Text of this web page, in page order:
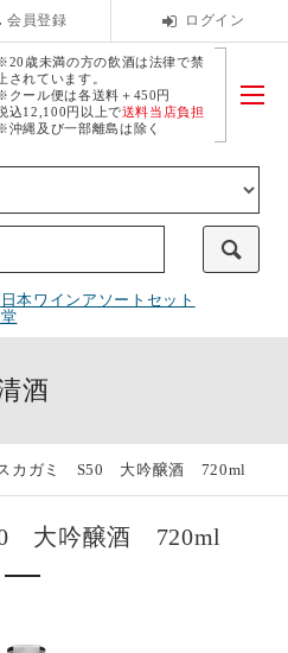
会員登録 ログイン
歳未満の方の飲酒は法律で禁
されています。
クール便は各送料＋450円
込12,100円以上で送料当店負担
沖縄及び一部離島は除く
日本ワインアソートセット
酒
カガミ S50 大吟醸酒 720ml
大吟醸酒 720ml